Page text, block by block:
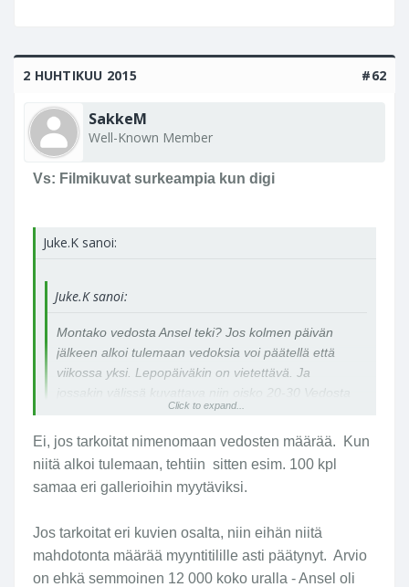
2 HUHTIKUU 2015 #62
SakkeM
Well-Known Member
Vs: Filmikuvat surkeampia kun digi
Juke.K sanoi:
Juke.K sanoi:
Montako vedosta Ansel teki? Jos kolmen päivän
jälkeen alkoi tulemaan vedoksia voi päätellä että
viikossa yksi. Lepopäiväkin on vietettävä. Ja
jossakin välissä kuvattava niin oisko 20-30 Vedosta
vuodessa oikea määrä?Click to expand...
Ei, jos tarkoitat nimenomaan vedosten määrää. Kun
niitä alkoi tulemaan, tehtiin sitten esim. 100 kpl
samaa eri gallerioihin myytäviksi.
Jos tarkoitat eri kuvien osalta, niin eihän niitä
mahdotonta määrää myyntitilille asti päätynyt. Arvio
on ehkä semmoinen 12 000 koko uralla - Ansel oli